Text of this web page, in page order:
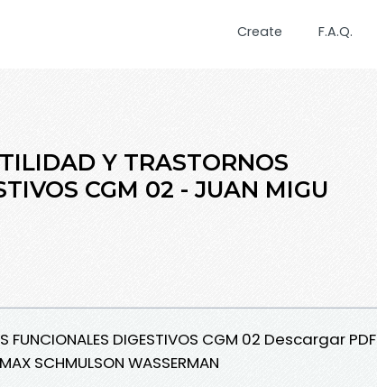
Create F.A.Q.
Y TRASTORNOS
CGM 02 - JUAN MIGU
FUNCIONALES DIGESTIVOS CGM 02 Descargar PDF
SCHMULSON WASSERMAN